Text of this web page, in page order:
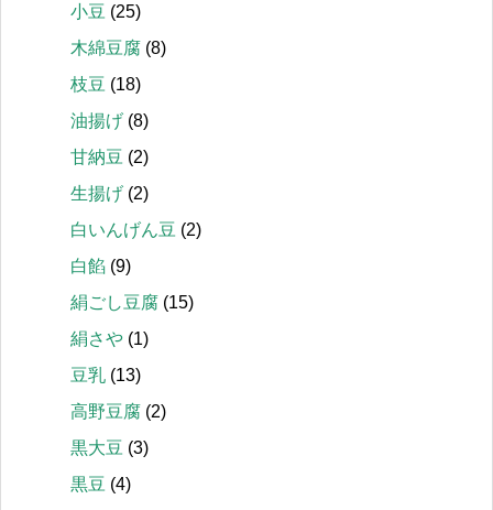
小豆 (25)
木綿豆腐 (8)
枝豆 (18)
油揚げ (8)
甘納豆 (2)
生揚げ (2)
白いんげん豆 (2)
白餡 (9)
絹ごし豆腐 (15)
絹さや (1)
豆乳 (13)
高野豆腐 (2)
黒大豆 (3)
黒豆 (4)